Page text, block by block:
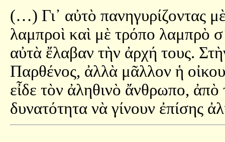
(…) Γι᾿ αὐτὸ πανηγυρίζοντας
λαμπροὶ καὶ μὲ τρόπο λαμπρὸ
αὐτὰ ἔλαβαν τὴν ἀρχή τους.
Παρθένος, ἀλλὰ μᾶλλον ἡ
εἶδε τὸν ἀληθινὸ ἄνθρωπο,
δυνατότητα νὰ γίνουν ἐπίσης